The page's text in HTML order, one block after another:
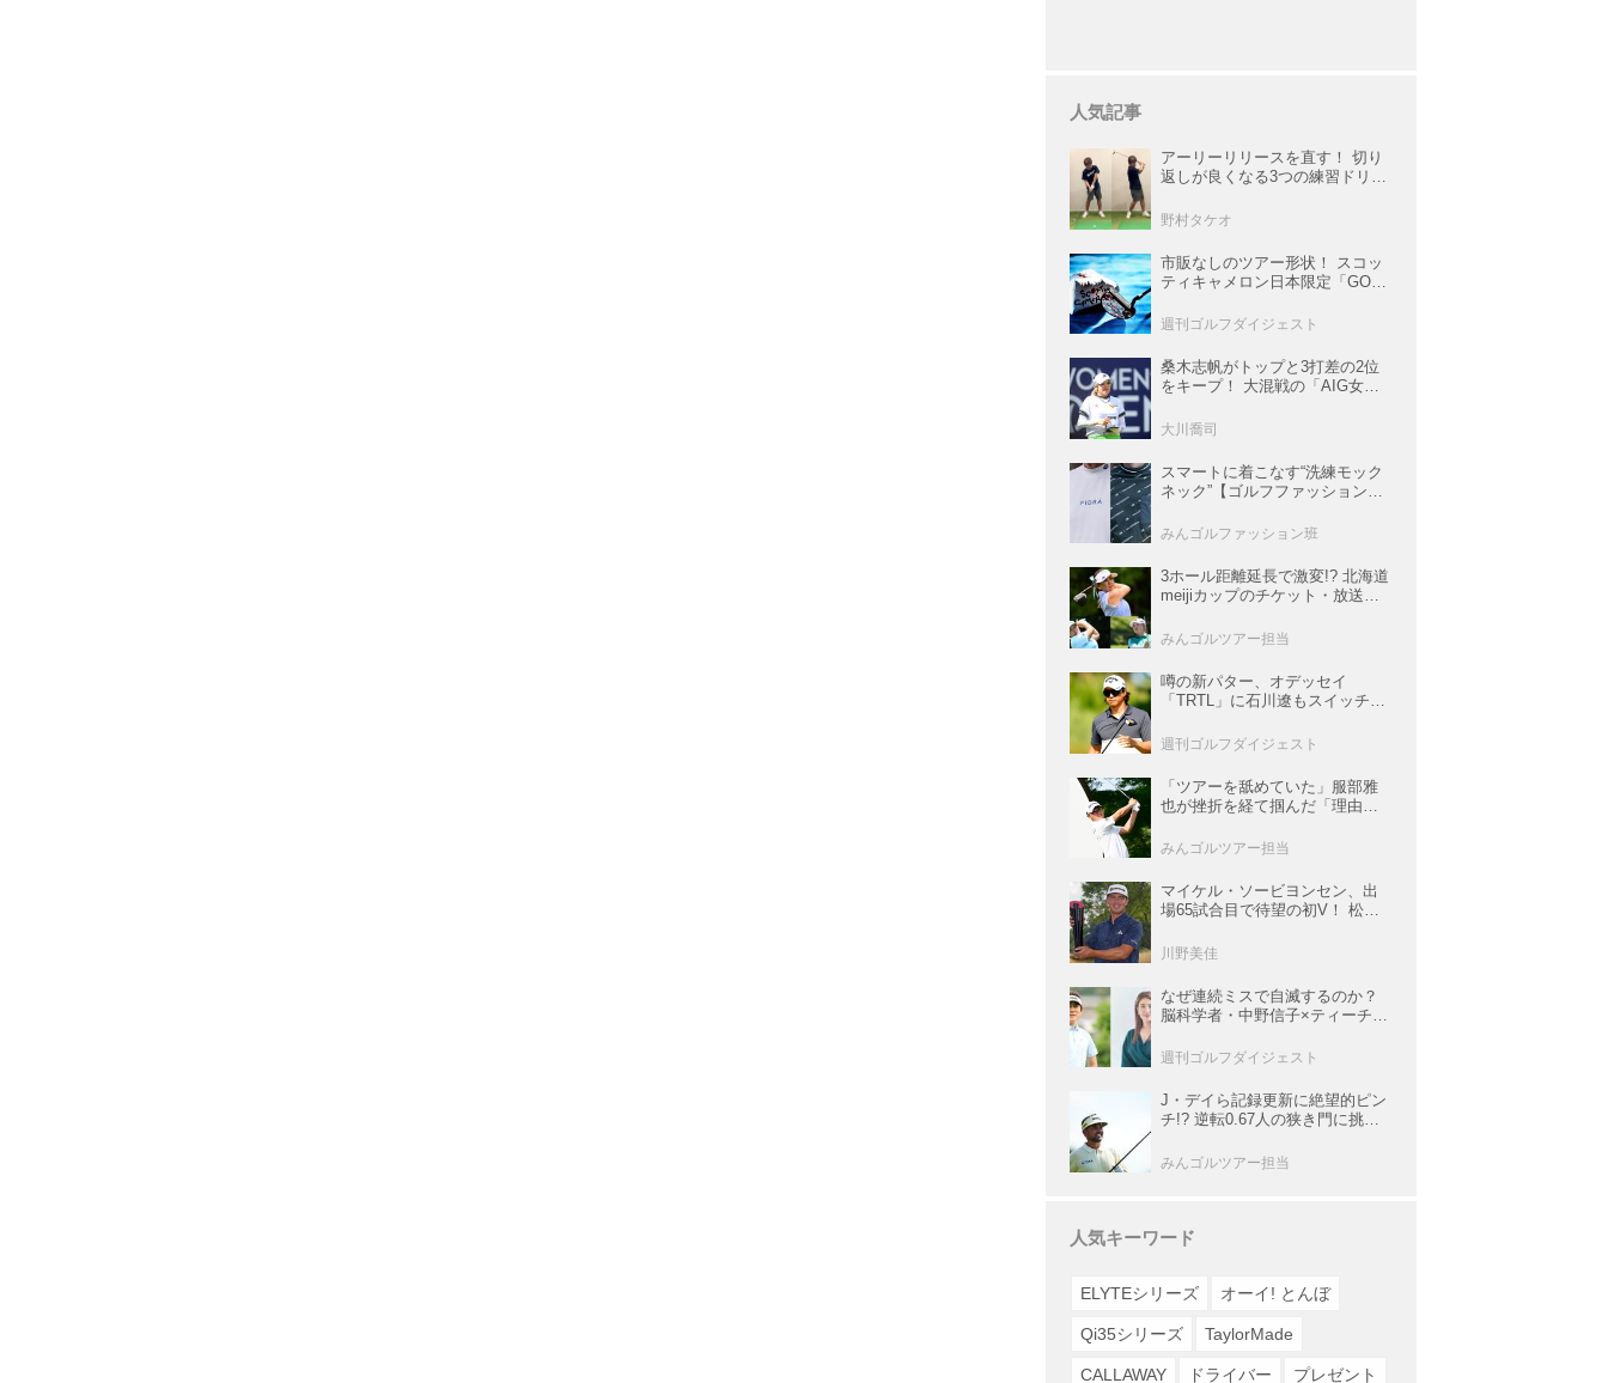
人気記事
アーリーリリースを直す！ 切り
返しが良くなる3つの練習ドリル
野村タケオ
市販なしのツアー形状！ スコッ
ティキャメロン日本限定「GOLO
ロンマニア宣言】
週刊ゴルフダイジェスト
桑木志帆がトップと3打差の2位
をキープ！ 大混戦の「AIG女子
佳も逆転圏内で運命の最終日へ
大川喬司
スマートに着こなす“洗練モック
ネック”【ゴルフファッションス
みんゴルファッション班
3ホール距離延長で激変!? 北海道
meijiカップのチケット・放送＆
メント観戦ガイド】
みんゴルツアー担当
噂の新パター、オデッセイ
「TRTL」に石川遼もスイッチ！
績上昇中
週刊ゴルフダイジェスト
「ツアーを舐めていた」服部雅
也が挫折を経て掴んだ「理由あ
ー次世代スター列伝#45】
みんゴルツアー担当
マイケル・ソービヨンセン、出
場65試合目で待望の初V！ 松山
【米男子ツアー】
川野美佳
なぜ連続ミスで自滅するのか？
脳科学者・中野信子×ティーチン
攻略法
週刊ゴルフダイジェスト
J・デイら記録更新に絶望的ピン
チ!? 逆転0.67人の狭き門に挑む
ー】
みんゴルツアー担当
人気キーワード
ELYTEシリーズ オーイ! とんぼ
Qi35シリーズ TaylorMade
CALLAWAY ドライバー プレゼント